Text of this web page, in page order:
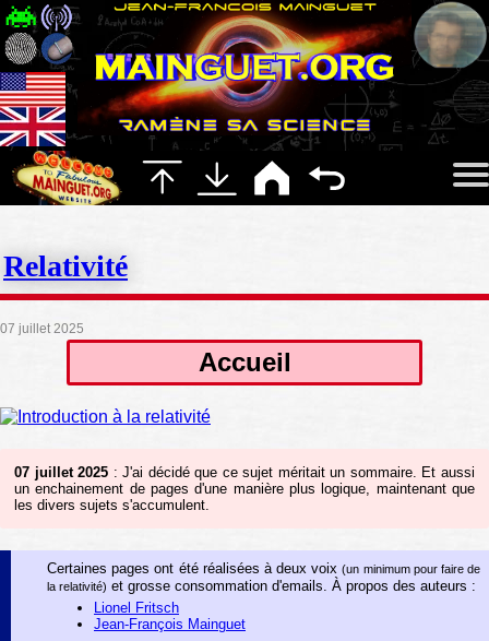
Relativité
07 juillet 2025
Accueil
07 juillet 2025 : J'ai décidé que ce sujet méritait un sommaire. Et aussi
un enchainement de pages d'une manière plus logique, maintenant que
les divers sujets s'accumulent.
Certaines pages ont été réalisées à deux voix(un minimum pour faire de
la relativité) et grosse consommation d'emails. À propos des auteurs :
Lionel Fritsch
Jean-François Mainguet